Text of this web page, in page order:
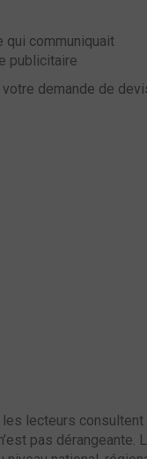
qui communiquait
publicitaire
votre demande de
lecteurs
pas